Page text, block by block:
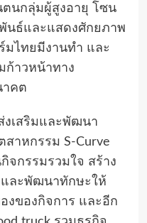
นกลุ่มผู้สูงอายุ โซน
นธ์และแสดงศักยภาพ
ไทยมีงานทำ และ
ก้าวหน้าทาง
าคต
งเสริมและพัฒนา
าหกรรม S-Curve
จกรรมรวมใจ สร้าง
และพัฒนาทักษะให้
งของกิจการ และอีก